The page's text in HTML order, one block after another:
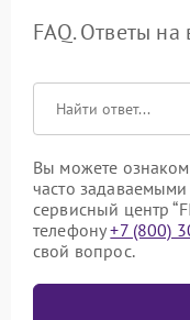
FAQ. Ответы
Вы можете
часто
сервисный центр
телефону+7 (800)
свой вопрос.